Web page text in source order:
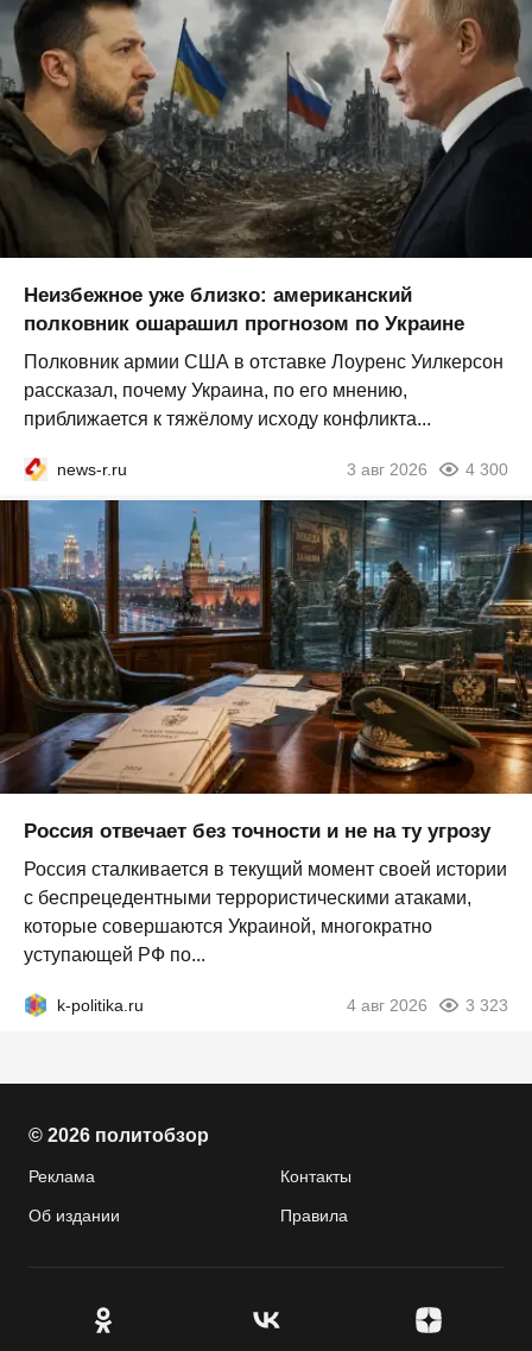
Неизбежное уже близко: американский
полковник ошарашил прогнозом по Украине
Полковник армии США в отставке Лоуренс Уилкерсон
рассказал, почему Украина, по его мнению,
приближается к тяжёлому исходу конфликта...
news-r.ru 3 авг 2026 4 300
Россия отвечает без точности и не на ту угрозу
Россия сталкивается в текущий момент своей истории
с беспрецедентными террористическими атаками,
которые совершаются Украиной, многократно
уступающей РФ по...
k-politika.ru 4 авг 2026 3 323
© 2026 политобзор
Реклама Контакты
Об издании Правила